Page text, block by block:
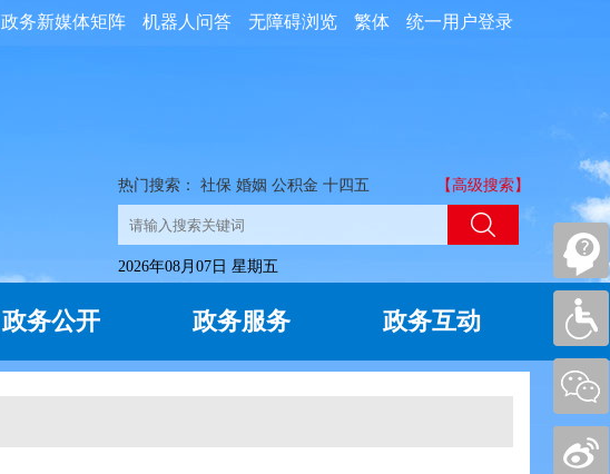
统一用户登录
繁体
无障碍浏览
机器人问答
政务新媒体矩阵
热门搜索： 社保 婚姻 公积金 十四五 【高级搜索】
2026年08月07日 星期五
政务公开 政务服务 政务互动